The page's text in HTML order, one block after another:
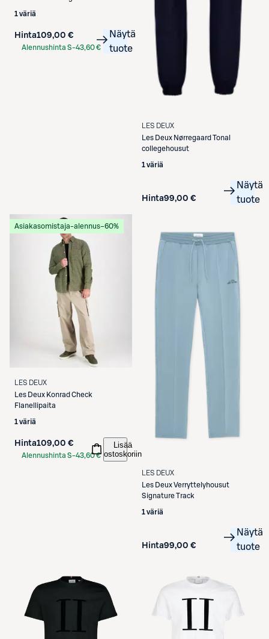
1 väriä
Hinta109,00 €
Alennushinta S-43,60 €
Näytä
tuote
LES DEUX
Les Deux Nørregaard Tonal
collegehousut
1 väriä
Hinta99,00 €
Näytä
tuote
Asiakasomistaja-alennus−60%
LES DEUX
Les Deux Konrad Check
Flanellipaita
1 väriä
Hinta109,00 €
Alennushinta S-43,60 €
Lisää
ostoskoriin
LES DEUX
Les DeuxVerryttelyhousut
Signature Track
1 väriä
Hinta99,00 €
Näytä
tuote